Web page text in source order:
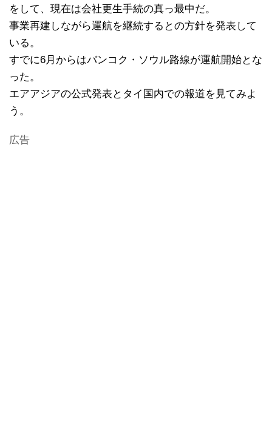
をして、現在は会社更生手続の真っ最中だ。
事業再建しながら運航を継続するとの方針を発表して
いる。
すでに6月からはバンコク・ソウル路線が運航開始とな
った。
エアアジアの公式発表とタイ国内での報道を見てみよ
う。
広告